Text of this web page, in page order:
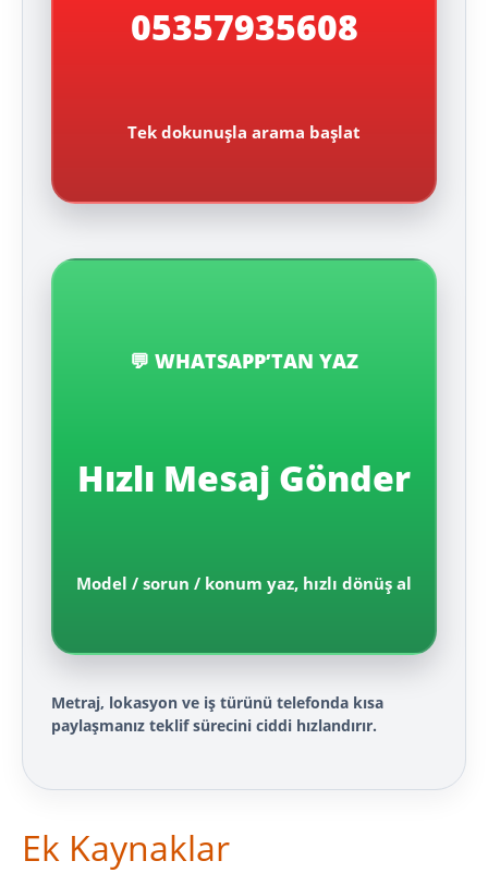
05357935608
Tek dokunuşla arama başlat
💬 WHATSAPP’TAN YAZ
Hızlı Mesaj Gönder
Model / sorun / konum yaz, hızlı dönüş al
Metraj, lokasyon ve iş türünü telefonda kısa
paylaşmanız teklif sürecini ciddi hızlandırır.
Ek Kaynaklar